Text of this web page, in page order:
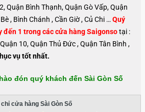
Quận Bình Thạnh, Quận Gò Vấp, Quận
, Bình Chánh , Cần Giờ , Củ Chi …Quý
đến 1 trong các cửa hàng Saigonsotại :
10, Quận Thủ Đức , Quận Tân Bình ,
vụ tốt nhất.
đón quý khách đến Sài Gòn Số
cửa hàng Sài Gòn Số